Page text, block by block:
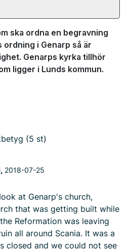
ska ordna en begravning
i Genarp så är
Genarps kyrka tillhör
ligger i Lunds kommun.
(5 st)
2018-07-25
at Genarp's church,
that was getting built while
Reformation was leaving
all around Scania. It was a
closed and we could not see